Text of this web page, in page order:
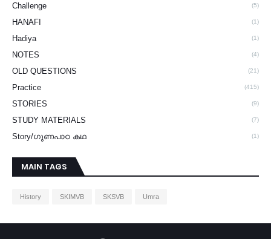
Challenge (5)
HANAFI (1)
Hadiya (1)
NOTES (4)
OLD QUESTIONS (21)
Practice (415)
STORIES (9)
STUDY MATERIALS (7)
Story/ഗുണപാഠ കഥ (1)
MAIN TAGS
History SKIMVB SKSVB Umra